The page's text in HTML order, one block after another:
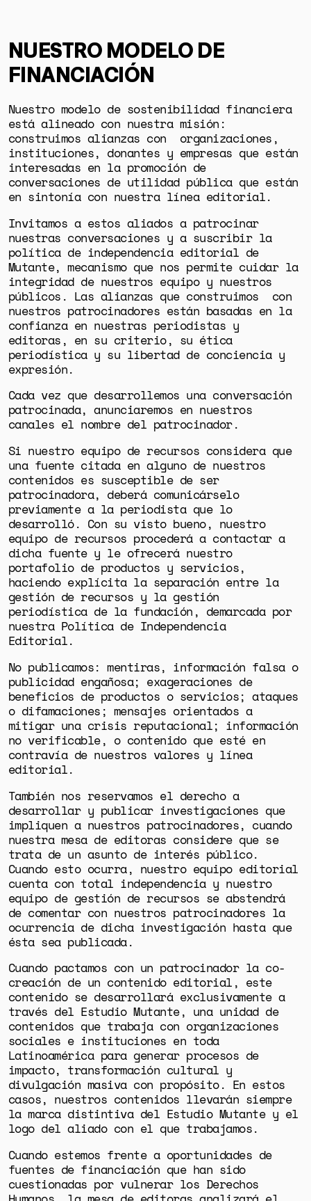
NUESTRO MODELO DE
FINANCIACIÓN
Nuestro modelo de sostenibilidad financiera
está alineado con nuestra misión:
construimos alianzas con organizaciones,
instituciones, donantes y empresas que están
interesadas en la promoción de
conversaciones de utilidad pública que están
en sintonía con nuestra línea editorial.
Invitamos a estos aliados a patrocinar
nuestras conversaciones y a suscribir la
política de independencia editorial de
Mutante, mecanismo que nos permite cuidar la
integridad de nuestros equipo y nuestros
públicos. Las alianzas que construimos con
nuestros patrocinadores están basadas en la
confianza en nuestras periodistas y
editoras, en su criterio, su ética
periodística y su libertad de conciencia y
expresión.
Cada vez que desarrollemos una conversación
patrocinada, anunciaremos en nuestros
canales el nombre del patrocinador.
Si nuestro equipo de recursos considera que
una fuente citada en alguno de nuestros
contenidos es susceptible de ser
patrocinadora, deberá comunicárselo
previamente a la periodista que lo
desarrolló. Con su visto bueno, nuestro
equipo de recursos procederá a contactar a
dicha fuente y le ofrecerá nuestro
portafolio de productos y servicios,
haciendo explícita la separación entre la
gestión de recursos y la gestión
periodística de la fundación, demarcada por
nuestra Política de Independencia
Editorial.
No publicamos: mentiras, información falsa o
publicidad engañosa; exageraciones de
beneficios de productos o servicios; ataques
o difamaciones; mensajes orientados a
mitigar una crisis reputacional; información
no verificable, o contenido que esté en
contravía de nuestros valores y línea
editorial.
También nos reservamos el derecho a
desarrollar y publicar investigaciones que
impliquen a nuestros patrocinadores, cuando
nuestra mesa de editoras considere que se
trata de un asunto de interés público.
Cuando esto ocurra, nuestro equipo editorial
cuenta con total independencia y nuestro
equipo de gestión de recursos se abstendrá
de comentar con nuestros patrocinadores la
ocurrencia de dicha investigación hasta que
ésta sea publicada.
Cuando pactamos con un patrocinador la co-
creación de un contenido editorial, este
contenido se desarrollará exclusivamente a
través del Estudio Mutante, una unidad de
contenidos que trabaja con organizaciones
sociales e instituciones en toda
Latinoamérica para generar procesos de
impacto, transformación cultural y
divulgación masiva con propósito. En estos
casos, nuestros contenidos llevarán siempre
la marca distintiva del Estudio Mutante y el
logo del aliado con el que trabajamos.
Cuando estemos frente a oportunidades de
fuentes de financiación que han sido
cuestionadas por vulnerar los Derechos